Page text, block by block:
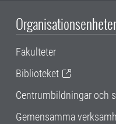
Organisationsenheter
Fakulteter
Biblioteket
Centrumbildningar och
Gemensamma